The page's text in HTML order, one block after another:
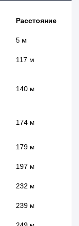
Расстояние
5 м
117 м
140 м
174 м
179 м
197 м
232 м
239 м